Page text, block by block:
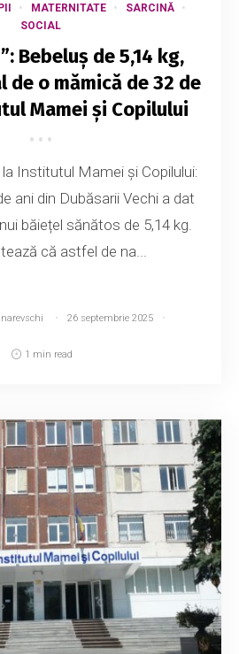
MATERNITATE
SARCINĂ
SOCIAL
Bebeluș de 5,14 kg,
de o mămică de 32 de
Mamei și Copilului
Institutul Mamei și Copilului:
ani din Dubăsarii Vechi a dat
băiețel sănătos de 5,14 kg.
că astfel de na...
26 septembrie 2025
1 min read